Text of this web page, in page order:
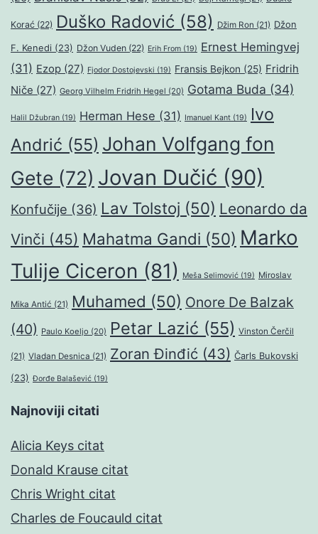
Korać (22) Duško Radović (58) Džim Ron (21) Džon
F. Kenedi (23) Džon Vuden (22) Erih From (19) Ernest Hemingvej
(31) Ezop (27) Fjodor Dostojevski (19) Fransis Bejkon (25) Fridrih
Niče (27) Georg Vilhelm Fridrih Hegel (20) Gotama Buda (34)
Halil Džubran (19) Herman Hese (31) Imanuel Kant (19)
Ivo
Andrić (55) Johan Volfgang fon
Gete (72) Jovan Dučić (90)
Konfučije (36) Lav Tolstoj (50) Leonardo da
Vinči (45) Mahatma Gandi (50) Marko
Tulije Ciceron (81) Meša Selimović (19) Miroslav
Mika Antić (21) Muhamed (50) Onore De Balzak
(40) Paulo Koeljo (20) Petar Lazić (55) Vinston Čerčil
(21) Vladan Desnica (21) Zoran Đinđić (43) Čarls Bukovski
(23) Đorđe Balašević (19)
Najnoviji citati
Alicia Keys citat
Donald Krause citat
Chris Wright citat
Charles de Foucauld citat